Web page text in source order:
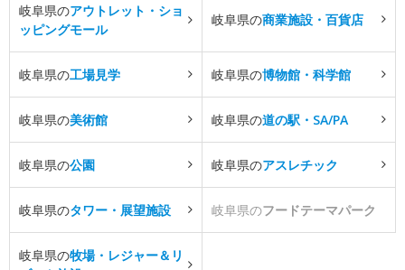
岐阜県のアウトレット・ショ
ッピングモール
岐阜県の商業施設・百貨店
岐阜県の工場見学 岐阜県の博物館・科学館
岐阜県の美術館 岐阜県の道の駅・SA/PA
岐阜県の公園 岐阜県のアスレチック
岐阜県のタワー・展望施設 岐阜県のフードテーマパーク
岐阜県の牧場・レジャー＆リ